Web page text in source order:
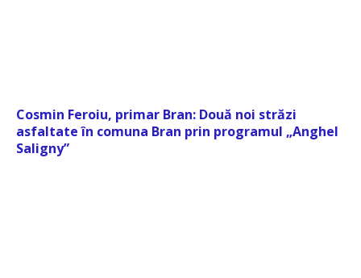
Cosmin Feroiu, primar Bran: Două noi străzi
asfaltate în comuna Bran prin programul „Anghel
Saligny”